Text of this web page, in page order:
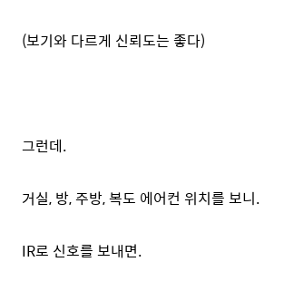
(보기와 다르게 신뢰도는 좋다)
그런데.
거실, 방, 주방, 복도 에어컨 위치를 보니.
IR로 신호를 보내면.